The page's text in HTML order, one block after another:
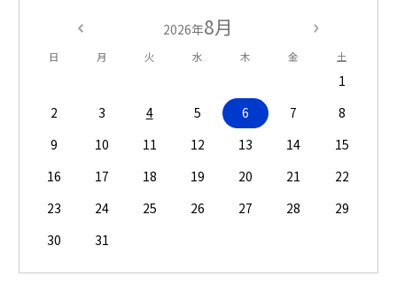
2026年8月
日 月 火 水 木 金 土
1
2
3 4 5 6 7
8
9
10 11 12 13 14
15
16
17 18 19 20 21
22
23
24 25 26 27 28
29
30
31